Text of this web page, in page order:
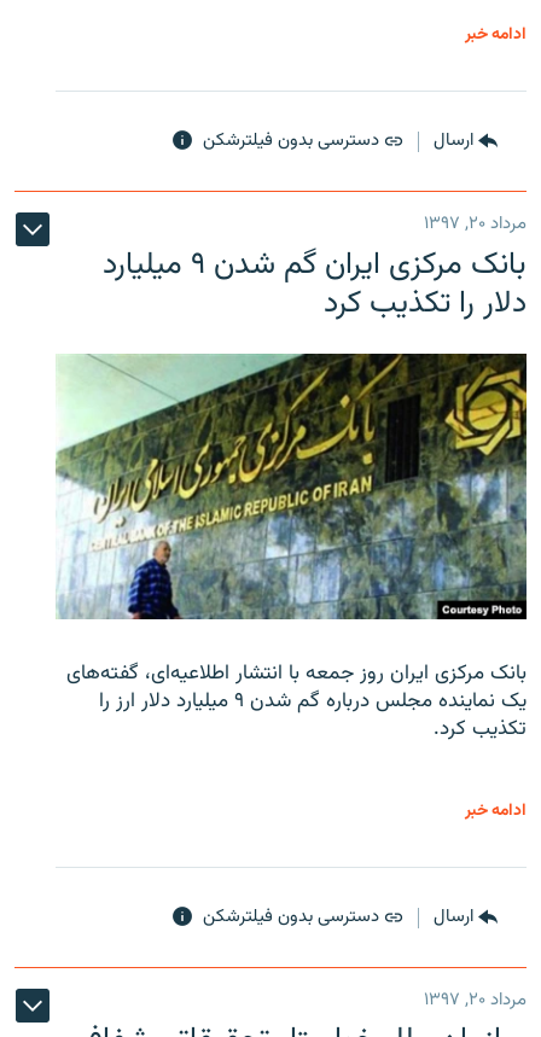
ادامه خبر
ارسال دسترسی بدون فیلترشکن
مرداد ۲۰, ۱۳۹۷
بانک مرکزی ایران گم شدن ۹ میلیارد
دلار را تکذیب کرد
بانک مرکزی ایران روز جمعه با انتشار اطلاعیه‌ای، گفته‌های
یک نماینده مجلس درباره گم شدن ۹ میلیارد دلار ارز را
تکذیب کرد.
ادامه خبر
ارسال دسترسی بدون فیلترشکن
مرداد ۲۰, ۱۳۹۷